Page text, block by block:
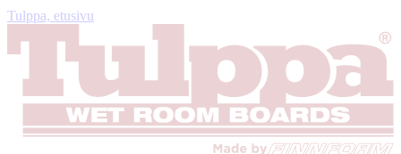
Tulppa, etusivu